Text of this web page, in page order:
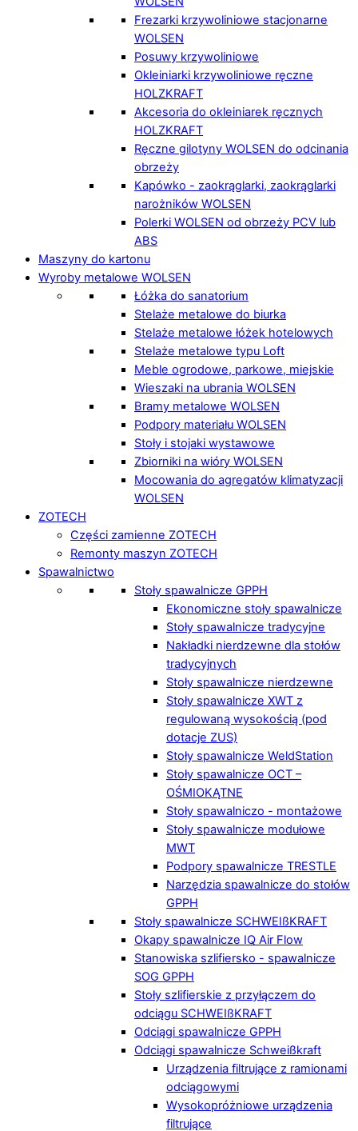
Frezarki krzywoliniowe stacjonarne
WOLSEN
Posuwy krzywoliniowe
Okleiniarki krzywoliniowe ręczne
HOLZKRAFT
Akcesoria do okleiniarek ręcznych
HOLZKRAFT
Ręczne gilotyny WOLSEN do odcinania
obrzeży
Kapówko - zaokrąglarki, zaokrąglarki
narożników WOLSEN
Polerki WOLSEN od obrzeży PCV lub
ABS
Maszyny do kartonu
Wyroby metalowe WOLSEN
Łóżka do sanatorium
Stelaże metalowe do biurka
Stelaże metalowe łóżek hotelowych
Stelaże metalowe typu Loft
Meble ogrodowe, parkowe, miejskie
Wieszaki na ubrania WOLSEN
Bramy metalowe WOLSEN
Podpory materiału WOLSEN
Stoły i stojaki wystawowe
Zbiorniki na wióry WOLSEN
Mocowania do agregatów klimatyzacji
WOLSEN
ZOTECH
Części zamienne ZOTECH
Remonty maszyn ZOTECH
Spawalnictwo
Stoły spawalnicze GPPH
Ekonomiczne stoły spawalnicze
Stoły spawalnicze tradycyjne
Nakładki nierdzewne dla stołów
tradycyjnych
Stoły spawalnicze nierdzewne
Stoły spawalnicze XWT z
regulowaną wysokością (pod
dotacje ZUS)
Stoły spawalnicze WeldStation
Stoły spawalnicze OCT –
OŚMIOKĄTNE
Stoły spawalniczo - montażowe
Stoły spawalnicze modułowe
MWT
Podpory spawalnicze TRESTLE
Narzędzia spawalnicze do stołów
GPPH
Stoły spawalnicze SCHWEIßKRAFT
Okapy spawalnicze IQ Air Flow
Stanowiska szlifiersko - spawalnicze
SOG GPPH
Stoły szlifierskie z przyłączem do
odciągu SCHWEIßKRAFT
Odciągi spawalnicze GPPH
Odciągi spawalnicze Schweißkraft
Urządzenia filtrujące z ramionami
odciągowymi
Wysokopróżniowe urządzenia
filtrujące